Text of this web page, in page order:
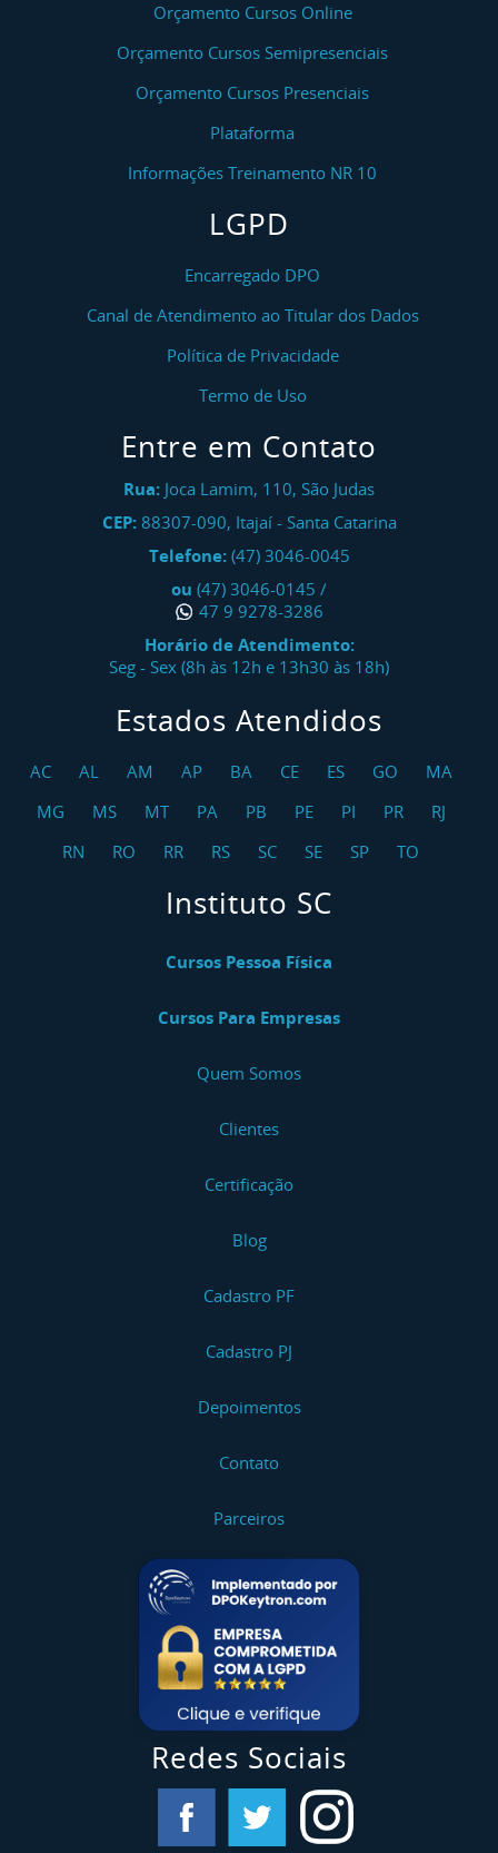
Orçamento Cursos Online
Orçamento Cursos Semipresenciais
Orçamento Cursos Presenciais
Plataforma
Informações Treinamento NR 10
LGPD
Encarregado DPO
Canal de Atendimento ao Titular dos Dados
Política de Privacidade
Termo de Uso
Entre em Contato
Rua: Joca Lamim, 110, São Judas
CEP: 88307-090, Itajaí- Santa Catarina
Telefone: (47) 3046-0045
ou (47) 3046-0145 /
47 9 9278-3286
Horário de Atendimento:
Seg - Sex (8h às 12h e 13h30 às 18h)
Estados Atendidos
AC AL AM AP BA CE ES GO
MA
MG
MS MT PA PB PE PI PR
RJ
RN
RO RR RS SC SE SP TO
Instituto SC
Cursos Pessoa Física
Cursos Para Empresas
Quem Somos
Clientes
Certificação
Blog
Cadastro PF
Cadastro PJ
Depoimentos
Contato
Parceiros
Redes Sociais